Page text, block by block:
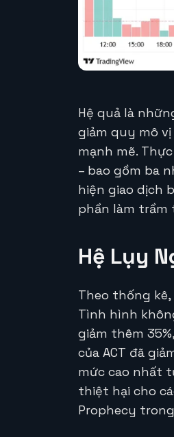
Hệ quả là
giảm quy mô
mạnh mẽ.
– bao gồm ba
hiện giao dịch
phần làm
Hệ Lụy
Theo thống kê,
Tình hình
giảm thêm
của ACT đã
mức cao nhất
thiệt hại cho
Prophecy